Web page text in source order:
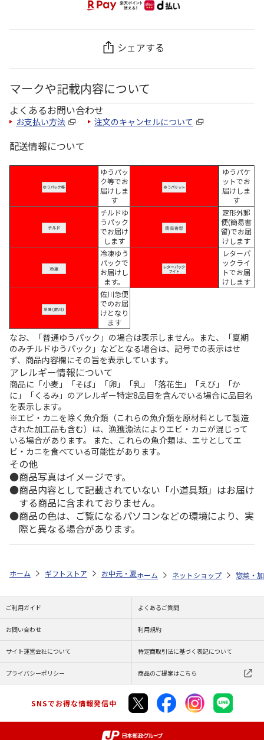
シェアする
マークや記載内容について
よくあるお問い合わせ
お支払い方法 注文のキャンセルについて
配送情報について
ゆうパッ
ク等でお
届けしま
す
ゆうパケ
ットでお
届けしま
す
チルドゆ
うパック
でお届け
します
定形外郵
便(簡易書
留)でお届
けします
冷凍ゆう
パックで
お届けし
ます。
レターパ
ックライ
トでお届
けします
佐川急便
でのお届
けとなり
ます
なお、「普通ゆうパック」の場合は表示しません。また、「夏期
のみチルドゆうパック」などとなる場合は、記号での表示はせ
ず、商品内容欄にその旨を表示しています。
アレルギー情報について
商品に「小麦」「そば」「卵」「乳」「落花生」「えび」「か
に」「くるみ」のアレルギー特定8品目を含んでいる場合に品目名
を表示します。
※エビ・カニを除く魚介類（これらの魚介類を原材料として製造
された加工品も含む）は、漁獲漁法によりエビ・カニが混じって
いる場合があります。 また、これらの魚介類は、エサとしてエ
ビ・カニを食べている可能性があります。
その他
商品写真はイメージです。
商品内容として記載されていない「小道具類」はお届け
する商品に含まれておりません。
商品の色は、ご覧になるパソコンなどの環境により、実
際と異なる場合があります。
ホーム ギフトストア お中元・夏ギフト特集 2026 ゆうゆうギフト
ホーム ネットショップ 惣菜・
ご利用ガイド よくあるご質問
お問い合わせ 利用規約
サイト運営会社について 特定商取引法に基づく表記について
プライバシーポリシー 商品のご提案はこちら
SNSでお得な情報発信中